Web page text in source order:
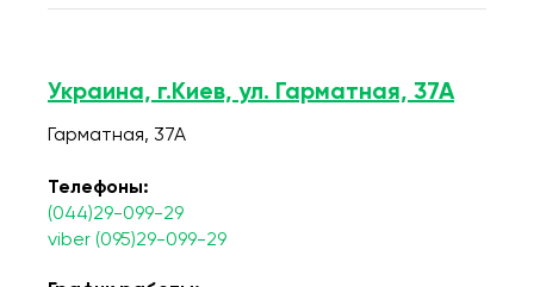
Украина, г.Киев, ул. Гарматная, 37А
Гарматная, 37А
Телефоны:
(044)29-099-29
viber (095)29-099-29